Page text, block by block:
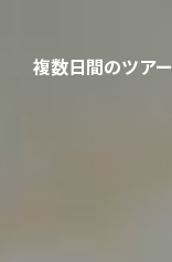
複数日間のツアー